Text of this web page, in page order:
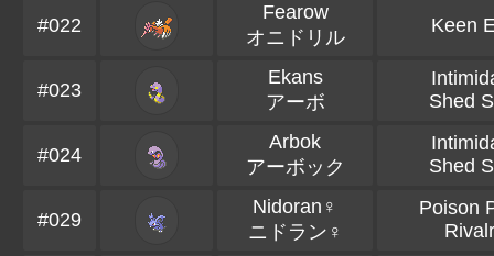
#022
Fearow
オニドリル
Keen
#023
Ekans
アーボ
Shed
#024
Arbok
アーボック
Shed
#029
Nidoran♀
ニドラン♀
Poison